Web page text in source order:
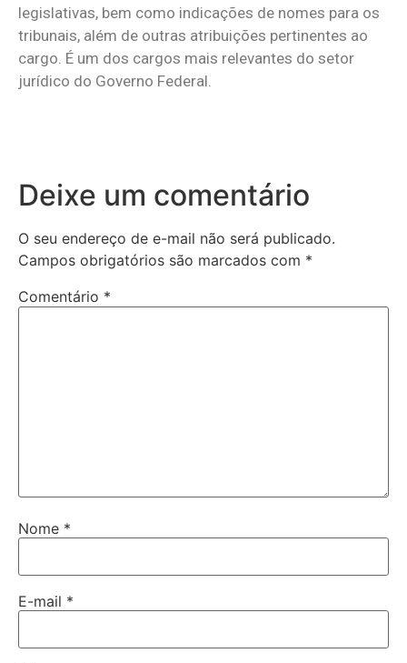
legislativas, bem como indicações de nomes para os
tribunais, além de outras atribuições pertinentes ao
cargo. É um dos cargos mais relevantes do setor
jurídico do Governo Federal.
Deixe um comentário
O seu endereço de e-mail não será publicado.
Campos obrigatórios são marcados com *
Comentário *
Nome *
E-mail *